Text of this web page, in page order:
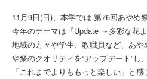
11月9日(日)、本学では 第76回あやめ
今年のテーマは『Update ～多彩な花
地域の方々や学生、教職員など、あ
や祭のクオリティを“アップデート”し、
「これまでよりももっと楽しい」と